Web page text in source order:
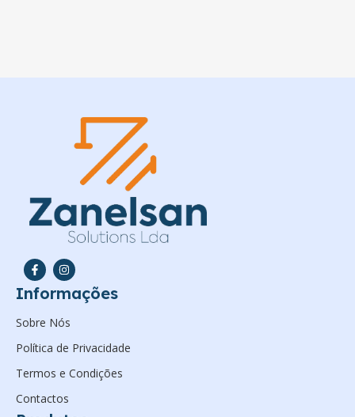
Informações
Sobre Nós
Política de Privacidade
Termos e Condições
Contactos